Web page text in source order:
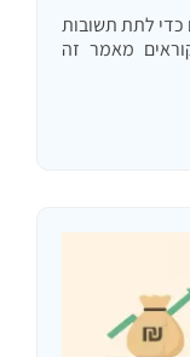
כדי לתת תשובות
מאמר זה